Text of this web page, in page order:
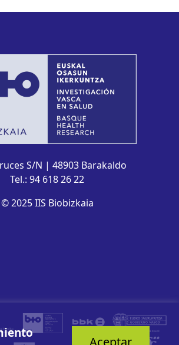
S/N | 48903 Barakaldo
Tel.: 94 618 26 22
© 2025 IIS Biobizkaia
Aceptar